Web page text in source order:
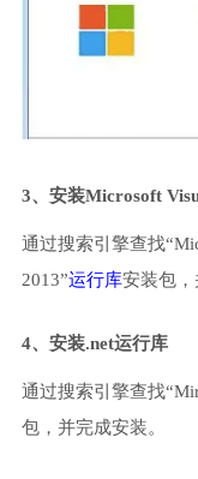
3、安装Microsoft
通过搜索引擎查找
2013”运行库安装包，
4、安装.net运行库
通过搜索引擎查找
包，并完成安装。